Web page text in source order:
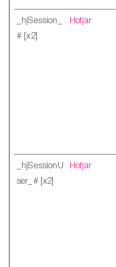
_hjSession_
# [x2]
Hotjar
_hjSessionU
ser_# [x2]
Hotjar